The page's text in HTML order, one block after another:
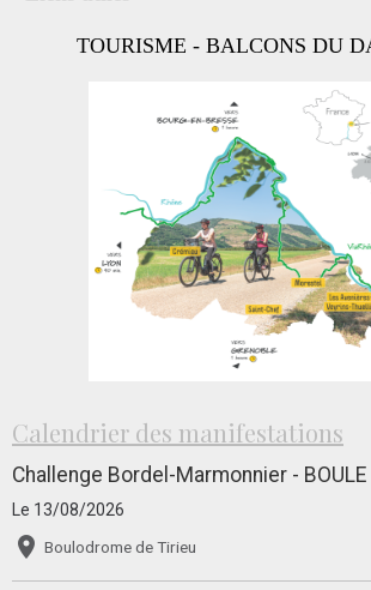
TOURISME - BALCONS DU
Calendrier des manifestations
Challenge Bordel-Marmonnier - BOULE
Le 13/08/2026
Boulodrome de Tirieu